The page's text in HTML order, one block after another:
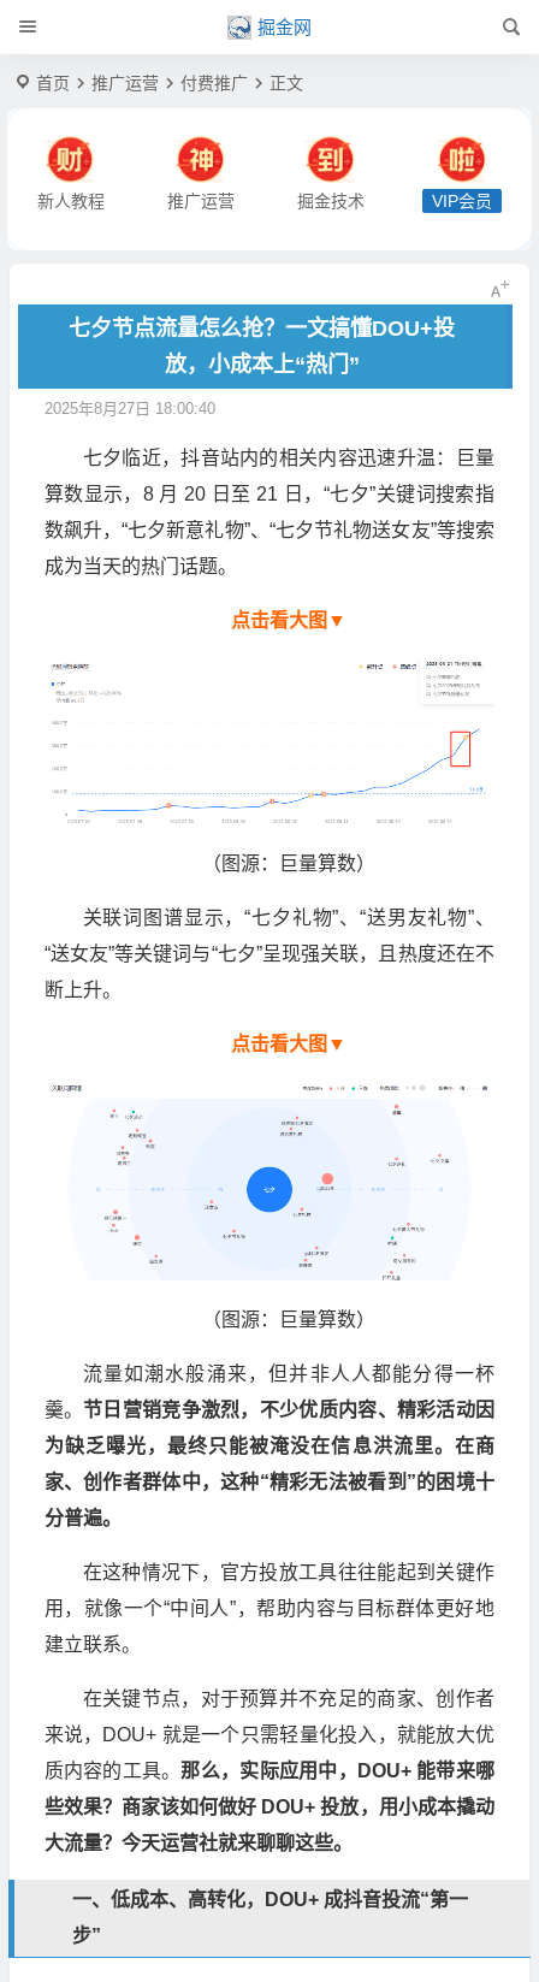
掘金网
首页 推广运营 付费推广 正文
新人教程 推广运营 掘金技术 VIP会员
七夕节点流量怎么抢？一文搞懂DOU+投
放，小成本上“热门”
2025年8月27日 18:00:40
七夕临近，抖音站内的相关内容迅速升温：巨量
算数显示，8 月 20 日至 21 日，“七夕”关键词搜索指
数飙升，“七夕新意礼物”、“七夕节礼物送女友”等搜索
成为当天的热门话题。
点击看大图▼
（图源：巨量算数）
关联词图谱显示，“七夕礼物”、“送男友礼物”、
“送女友”等关键词与“七夕”呈现强关联，且热度还在不
断上升。
点击看大图▼
（图源：巨量算数）
流量如潮水般涌来，但并非人人都能分得一杯
羹。 节日营销竞争激烈，不少优质内容、精彩活动因
为缺乏曝光，最终只能被淹没在信息洪流里。在商
家、创作者群体中，这种“精彩无法被看到”的困境十
分普遍。
在这种情况下，官方投放工具往往能起到关键作
用，就像一个“中间人”，帮助内容与目标群体更好地
建立联系。
在关键节点，对于预算并不充足的商家、创作者
来说，DOU+ 就是一个只需轻量化投入，就能放大优
质内容的工具。 那么，实际应用中，DOU+ 能带来哪
些效果？商家该如何做好 DOU+ 投放，用小成本撬动
大流量？今天运营社就来聊聊这些。
一、低成本、高转化，DOU+ 成抖音投流“第一
步”